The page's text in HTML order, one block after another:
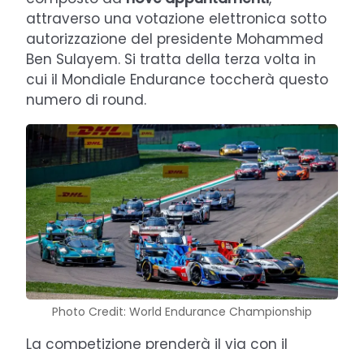
attraverso una votazione elettronica sotto
autorizzazione del presidente Mohammed
Ben Sulayem. Si tratta della terza volta in
cui il Mondiale Endurance toccherà questo
numero di round.
Photo Credit: World Endurance Championship
La competizione prenderà il via con il